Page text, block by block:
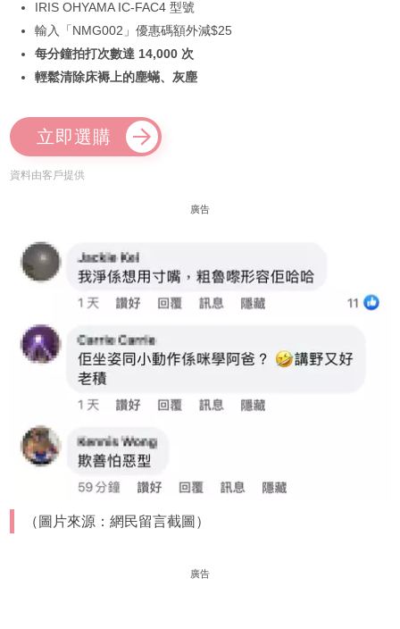
IRIS OHYAMA IC-FAC4 型號
輸入「NMG002」優惠碼額外減$25
每分鐘拍打次數達 14,000 次
輕鬆清除床褥上的塵蟎、灰塵
立即選購
資料由客戶提供
廣告
（圖片來源：網民留言截圖）
廣告